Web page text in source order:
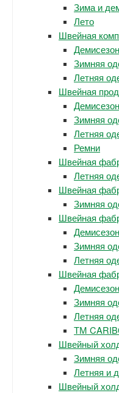
Зима и
Лето
Швейная
Зимняя
Летняя
Швейная
Зимняя
Летняя
Ремни
Швейная
Летняя
Швейная
Зимняя
Швейная
Зимняя
Летняя
Швейная
Зимняя
Летняя
ТМ
Швейный
Зимняя
Летняя и
Швейный